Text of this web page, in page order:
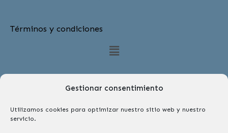
Gestionar consentimiento
Utilizamos cookies para optimizar nuestro sitio web y nuestro
servicio.
Términos y condiciones
Menú